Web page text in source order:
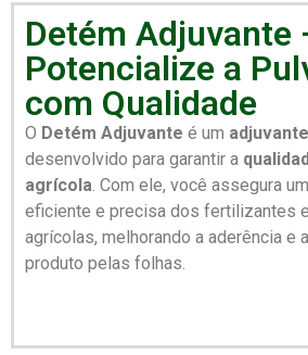
Detém Adjuvante
Potencialize a
com Qualidade
O Detém Adjuvante é um
desenvolvido para garantir a
agrícola. Com ele, você assegura
eficiente e precisa dos fertilizantes
agrícolas, melhorando a aderência e
produto pelas folhas.